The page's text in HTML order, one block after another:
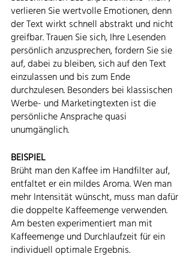
verlieren Sie wertvolle Emotionen, denn
der Text wirkt schnell abstrakt und nicht
greifbar. Trauen Sie sich, Ihre Lesenden
persönlich anzusprechen, fordern Sie sie
auf, dabei zu bleiben, sich auf den Text
einzulassen und bis zum Ende
durchzulesen. Besonders bei klassischen
Werbe- und Marketingtexten ist die
persönliche Ansprache quasi
unumgänglich.
BEISPIEL
Brüht man den Kaffee im Handfilter auf,
entfaltet er ein mildes Aroma. Wen man
mehr Intensität wünscht, muss man dafür
die doppelte Kaffeemenge verwenden.
Am besten experimentiert man mit
Kaffeemenge und Durchlaufzeit für ein
individuell optimale Ergebnis.